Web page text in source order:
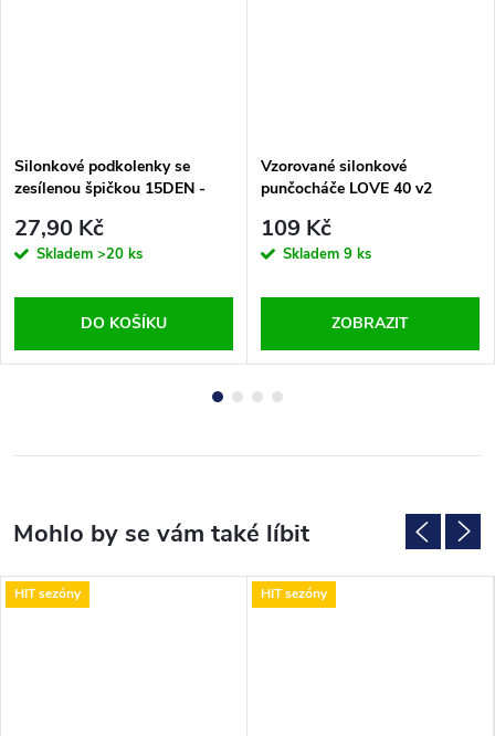
Silonkové podkolenky se
zesílenou špičkou 15DEN -
27,90 Kč
Skladem >20 ks
DO KOŠÍKU
Vzorované silonkové
punčocháče LOVE 40 v2
109 Kč
Skladem 9 ks
ZOBRAZIT
HIT sezóny HIT sezóny